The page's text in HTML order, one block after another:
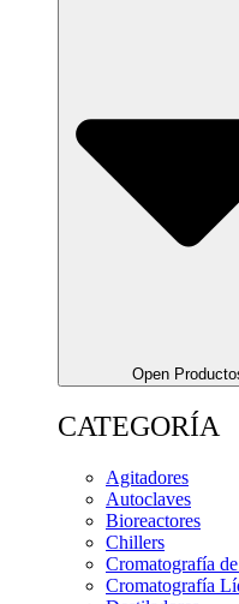
Open
CATEGORÍA
Agitadores
Autoclaves
Bioreactores
Chillers
Cromatografía de
Cromatografía